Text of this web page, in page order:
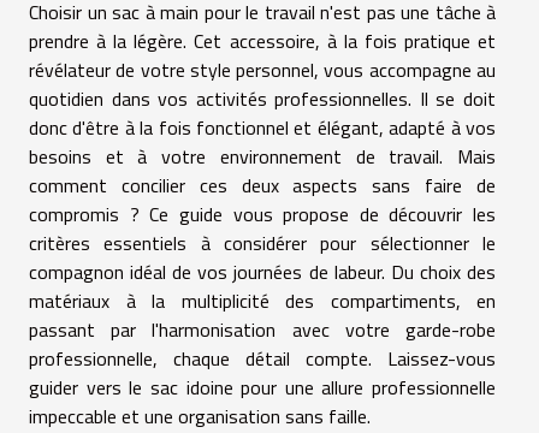
Choisir un sac à main pour le travail n'est pas une tâche à
prendre à la légère. Cet accessoire, à la fois pratique et
révélateur de votre style personnel, vous accompagne au
quotidien dans vos activités professionnelles. Il se doit
donc d'être à la fois fonctionnel et élégant, adapté à vos
besoins et à votre environnement de travail. Mais
comment concilier ces deux aspects sans faire de
compromis ? Ce guide vous propose de découvrir les
critères essentiels à considérer pour sélectionner le
compagnon idéal de vos journées de labeur. Du choix des
matériaux à la multiplicité des compartiments, en
passant par l'harmonisation avec votre garde-robe
professionnelle, chaque détail compte. Laissez-vous
guider vers le sac idoine pour une allure professionnelle
impeccable et une organisation sans faille.